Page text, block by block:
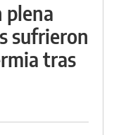
plena
sufrieron
tras